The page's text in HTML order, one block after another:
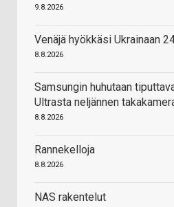
9.8.2026
Venäjä hyökkäsi Ukrainaan
8.8.2026
Samsungin huhutaan
Ultrasta neljännen
8.8.2026
Rannekelloja
8.8.2026
NAS rakentelut